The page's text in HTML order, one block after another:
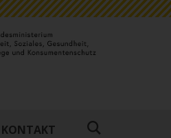
KONTAKT